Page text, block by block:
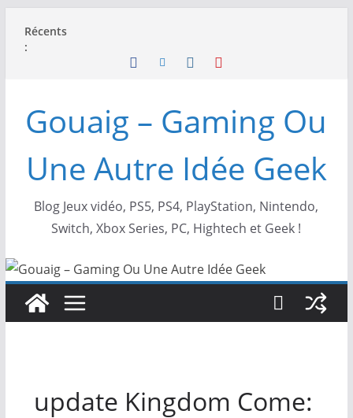
Récents
:
Gouaig – Gaming Ou
Une Autre Idée Geek
Blog Jeux vidéo, PS5, PS4, PlayStation, Nintendo,
Switch, Xbox Series, PC, Hightech et Geek !
update Kingdom Come: